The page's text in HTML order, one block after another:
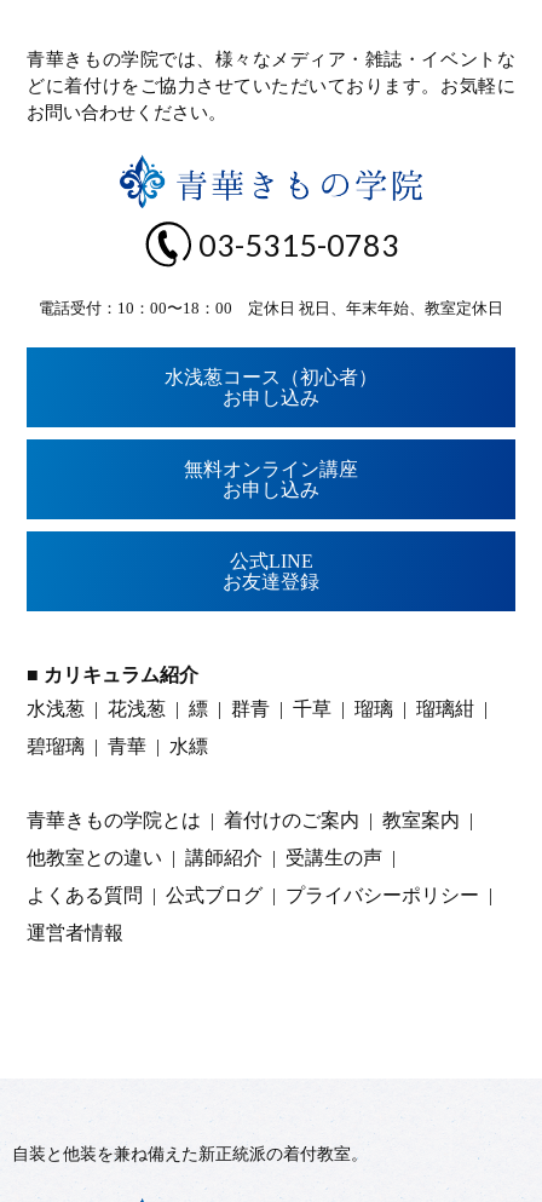
青華きもの学院では、様々なメディア・雑誌・イベントな
どに着付けをご協力させていただいております。お気軽に
お問い合わせください。
03-5315-0783
電話受付：10：00〜18：00 定休日 祝日、年末年始、教室定休日
水浅葱コース（初心者）
お申し込み
無料オンライン講座
お申し込み
公式LINE
お友達登録
■ カリキュラム紹介
水浅葱
花浅葱 縹 群青 千草 瑠璃
瑠璃紺
碧瑠璃
青華 水縹
青華きもの学院とは 着付けのご案内
教室案内
他教室との違い
講師紹介
受講生の声
よくある質問
公式ブログ
プライバシーポリシー
運営者情報
自装と他装を兼ね備えた新正統派の着付教室。